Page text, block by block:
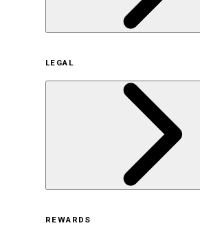
サステナビリティの取り
サステナビリティの取り組
ヒストリー
採用情報
LEGAL
REWARDS